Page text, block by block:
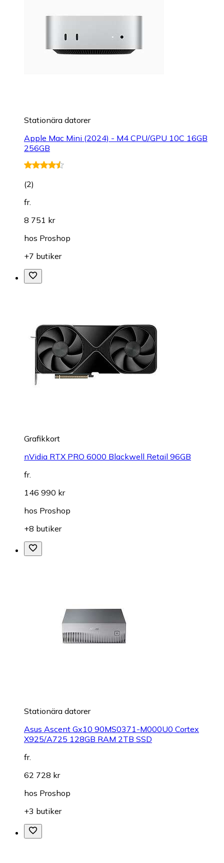
Stationära datorer
Apple Mac Mini (2024) - M4 CPU/GPU 10C 16GB
256GB
(2)
fr.
8 751 kr
hos Proshop
+7 butiker
Grafikkort
nVidia RTX PRO 6000 Blackwell Retail 96GB
fr.
146 990 kr
hos Proshop
+8 butiker
Stationära datorer
Asus Ascent Gx10 90MS0371-M000U0 Cortex
X925/A725 128GB RAM 2TB SSD
fr.
62 728 kr
hos Proshop
+3 butiker